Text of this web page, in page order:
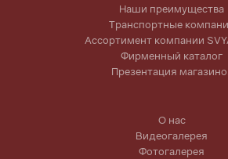
Наши преимущества
Транспортные
Ассортимент компании
Фирменный каталог
Презентация
О нас
Видеогалерея
Фотогалерея